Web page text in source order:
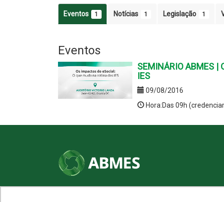
Eventos 1 Notícias 1 Legislação 1
Eventos
SEMINÁRIO ABMES
IES
09/08/2016
Hora:Das 09h